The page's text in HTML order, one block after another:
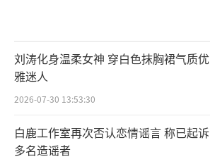
刘涛化身温柔女神 穿白色抹胸裙气质优
雅迷人
2026-07-30 13:53:30
白鹿工作室再次否认恋情谣言 称已起诉
多名造谣者